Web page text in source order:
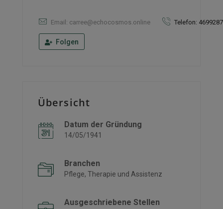
Email: carree@echocosmos.online Telefon:
Folgen
Übersicht
Datum der Gründung
14/05/1941
Branchen
Pflege, Therapie und Assistenz
Ausgeschriebene Stellen